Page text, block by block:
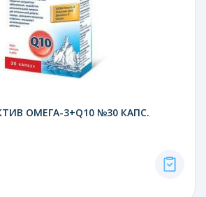
ОМЕГА-3+Q10 №30 КАПС.